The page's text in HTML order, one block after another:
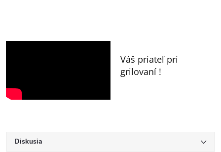
Váš priateľ pri
grilovaní !
Diskusia